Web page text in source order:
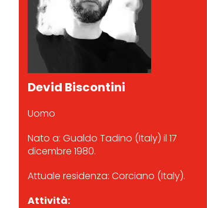
Devid Biscontini
Uomo
Nato a: Gualdo Tadino (Italy) il 17
dicembre 1980.
Attuale residenza: Corciano (Italy).
Attività: